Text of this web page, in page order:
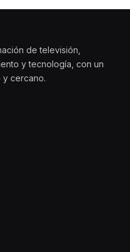
de televisión,
y tecnología, con un
y cercano.